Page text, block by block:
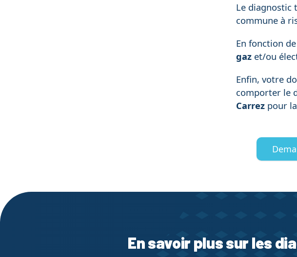
Le diagnostic
commune à
En fonction
gaz et/ou
Enfin, votre
comporter le
Carrez pour
En savoir plus sur les